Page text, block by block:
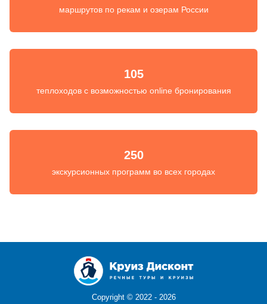
маршрутов по рекам и озерам России
105
теплоходов с возможностью online бронирования
250
экскурсионных программ во всех городах
Copyright © 2022 - 2026